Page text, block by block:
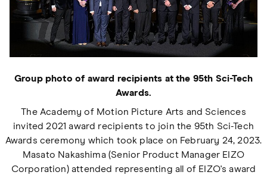
Group photo of award recipients at the 95th Sci-Tech
Awards.
The Academy of Motion Picture Arts and Sciences
invited 2021 award recipients to join the 95th Sci-Tech
Awards ceremony which took place on February 24, 2023.
Masato Nakashima (Senior Product Manager EIZO
Corporation) attended representing all of EIZO's award